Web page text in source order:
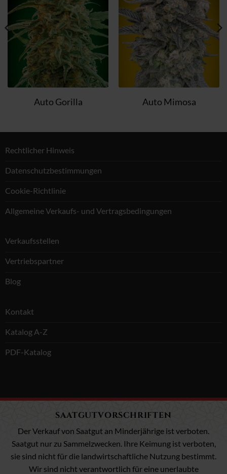
hinzufügen
Auto Gorilla
hinzufügen
Auto Mimosa
Rechtlicher Hinweis
Datenschutzbestimmungen
Cookie-Richtlinie
Allgemeine Verkaufs- und Vertragsbedingungen
Verkaufsstellen
Vertriebspartner
Blog
Kontakt
Katalog A-Z
PDF-Katalog
SAATGUTVORSCHRIFTEN
Der Verkauf von Saatgut an Minderjährige ist verboten.
Saatgut nur zu Sammelzwecken. Ihre Keimung ist verboten,
sie sind nicht für die landwirtschaftliche Nutzung bestimmt.
Wir sind nicht verantwortlich für eine unerlaubte